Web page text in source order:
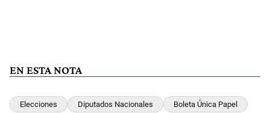
EN ESTA NOTA
Elecciones Diputados Nacionales Boleta Única Papel